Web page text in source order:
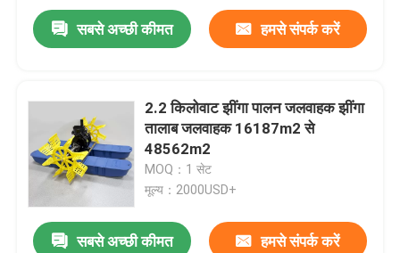
सबसे अच्छी कीमत हमसे संपर्क करें
2.2 किलोवाट झींगा पालन जलवाहक झींगा
तालाब जलवाहक 16187m2 से
48562m2
MOQ：1 सेट
मूल्य：2000USD+
सबसे अच्छी कीमत हमसे संपर्क करें